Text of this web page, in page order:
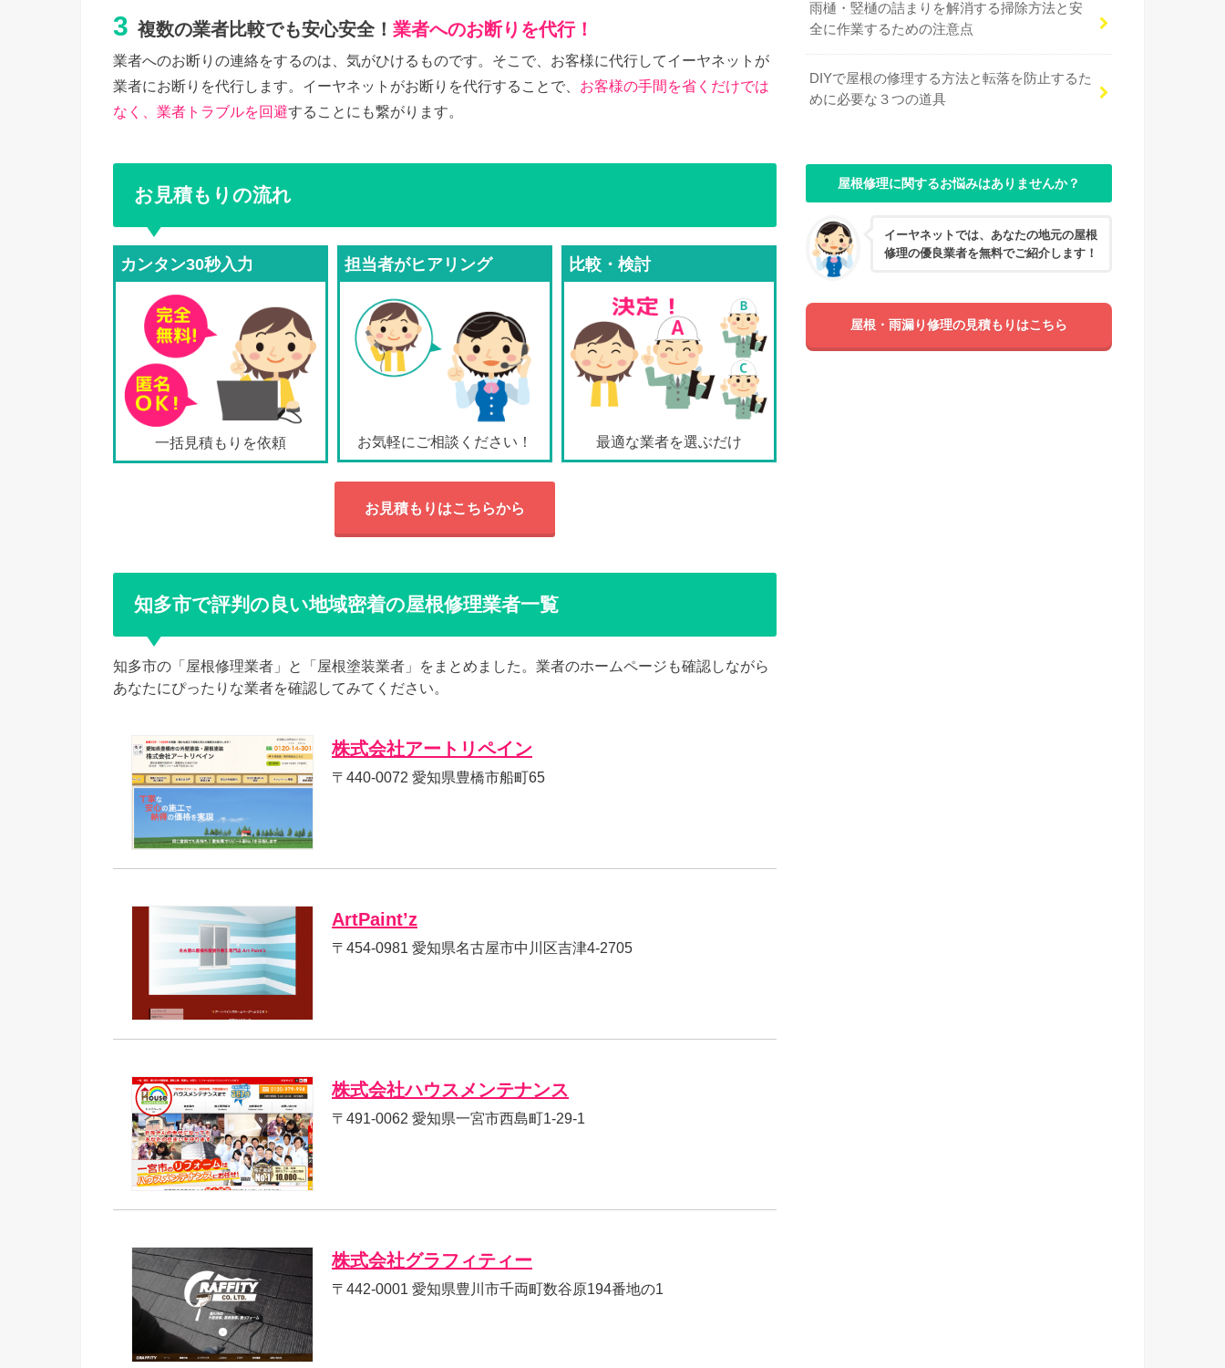
3 複数の業者比較でも安心安全！ 業者へのお断りを代行！
業者へのお断りの連絡をするのは、気がひけるものです。そこで、お客様に代行してイーヤネットが
業者にお断りを代行します。イーヤネットがお断りを代行することで、 お客様の手間を省くだけでは
なく、業者トラブルを回避することにも繋がります。
お見積もりの流れ
カンタン30秒入力
一括見積もりを依頼
担当者がヒアリング
お気軽にご相談ください！
比較・検討
最適な業者を選ぶだけ
お見積もりはこちらから
知多市で評判の良い地域密着の屋根修理業者一覧
知多市の「屋根修理業者」と「屋根塗装業者」をまとめました。業者のホームページも確認しながら
あなたにぴったりな業者を確認してみてください。
株式会社アートリペイン
〒440-0072 愛知県豊橋市船町65
ArtPaint’z
〒454-0981 愛知県名古屋市中川区吉津4-2705
株式会社ハウスメンテナンス
〒491-0062 愛知県一宮市西島町1-29-1
株式会社グラフィティー
〒442-0001 愛知県豊川市千両町数谷原194番地の1
雨樋・竪樋の詰まりを解消する掃除方法と安
全に作業するための注意点
DIYで屋根の修理する方法と転落を防止するた
めに必要な３つの道具
屋根修理に関するお悩みはありませんか？
イーヤネットでは、あなたの地元の屋根
修理の優良業者を無料でご紹介します！
屋根・雨漏り修理の見積もりはこちら